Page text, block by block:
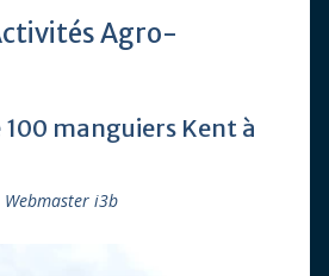
Agro-
manguiers Kent à
Webmaster i3b